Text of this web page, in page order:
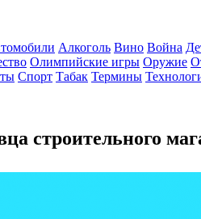
Алкоголь Вино Война
Олимпийские игры Оружие
Спорт Табак Термины
строительного